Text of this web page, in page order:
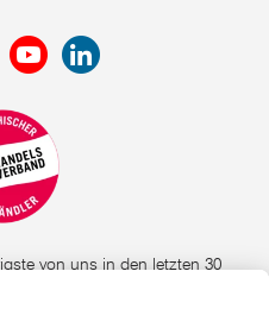
von uns in den letzten 30
dieser Aktion verlangte Preis
auf dieser Website sind die